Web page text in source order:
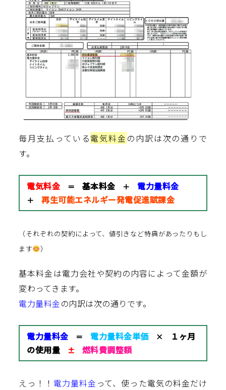
毎月支払っている電気料金 の内訳は次の通りで
す。
電気料金 ＝ 基本料金 ＋ 電力量料金
＋ 再生可能エネルギー発電促進賦課金
（それぞれの契約によって、値引きなど特典があったりもし
ます
）
基本料金は電力会社や契約の内容によって金額が
変わってきます。
電力量料金の内訳は次の通りです。
電力量料金 ＝ 電力量料金単価 ×
１ヶ月
の使用量
± 燃料費調整額
えっ！！ 電力量料金 って、使った電気の料金だけ